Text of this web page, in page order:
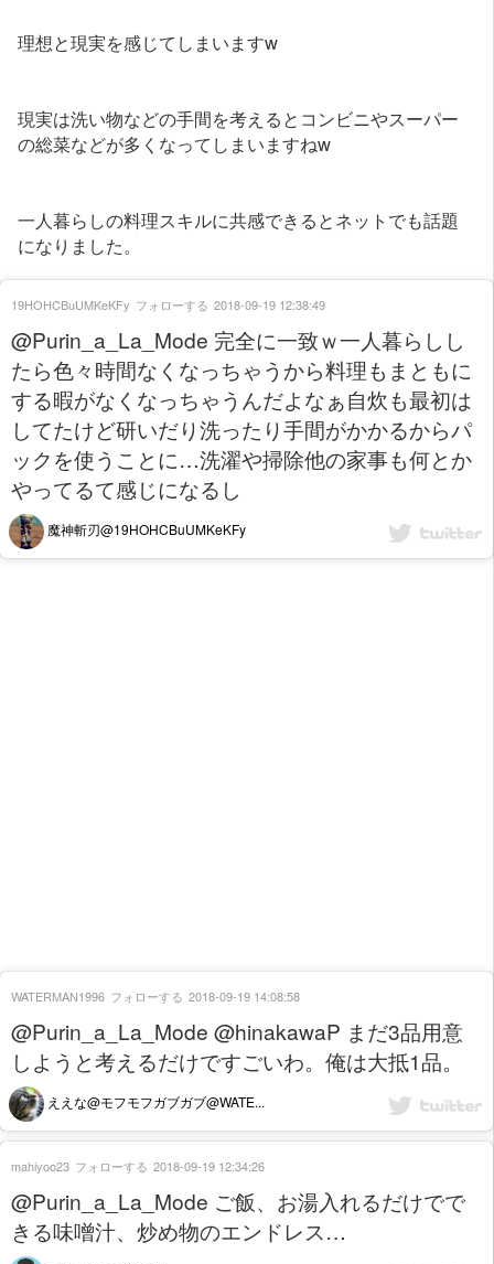
理想と現実を感じてしまいますw
現実は洗い物などの手間を考えるとコンビニやスーパー
の総菜などが多くなってしまいますねw
一人暮らしの料理スキルに共感できるとネットでも話題
になりました。
@Purin_a_La_Mode 完全に一致ｗ一人暮らしし
たら色々時間なくなっちゃうから料理もまともに
する暇がなくなっちゃうんだよなぁ自炊も最初は
してたけど研いだり洗ったり手間がかかるからパ
ックを使うことに…洗濯や掃除他の家事も何とか
やってるて感じになるし
魔神斬刃@19HOHCBuUMKeKFy
19HOHCBuUMKeKFy フォローする 2018-09-19 12:38:49
@Purin_a_La_Mode @hinakawaP まだ3品用意
しようと考えるだけですごいわ。俺は大抵1品。
ええな@モフモフガブガブ@WATE...
WATERMAN1996 フォローする 2018-09-19 14:08:58
@Purin_a_La_Mode ご飯、お湯入れるだけでで
きる味噌汁、炒め物のエンドレス…
mahiyoo23 フォローする 2018-09-19 12:34:26